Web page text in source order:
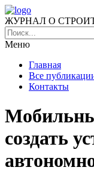
ЖУРНАЛ О
Меню
Главная
Все
Контакты
создать